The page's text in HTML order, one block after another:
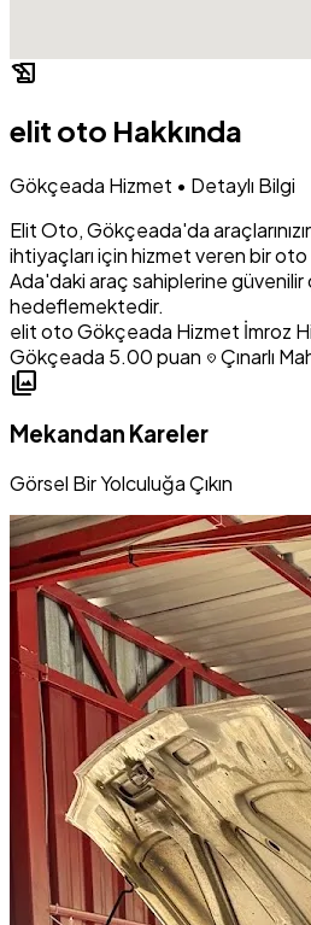
history_edu
elit oto Hakkında
Gökçeada Hizmet • Detaylı Bilgi
Elit Oto, Gökçeada'da
ihtiyaçları için hizmet veren bir
Ada'daki araç sahiplerine güvenilir
hedeflemektedir.
elit otoGökçeada Hizmet İmroz
Gökçeada 5.00 puan location_on Çınarlı
photo_library
Mekandan Kareler
Görsel Bir Yolculuğa Çıkın